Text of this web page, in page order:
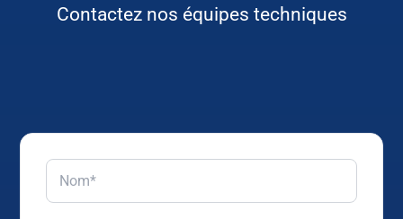
Contactez nos équipes techniques